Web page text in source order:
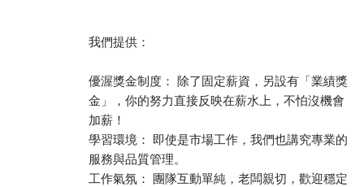
我們提供：
優渥獎金制度： 除了固定薪資，另設有「業績獎
金」，你的努力直接反映在薪水上，不怕沒機會
加薪！
學習環境： 即使是市場工作，我們也講究專業的
服務與品質管理。
工作氣氛： 團隊互動單純，老闆親切，歡迎穩定